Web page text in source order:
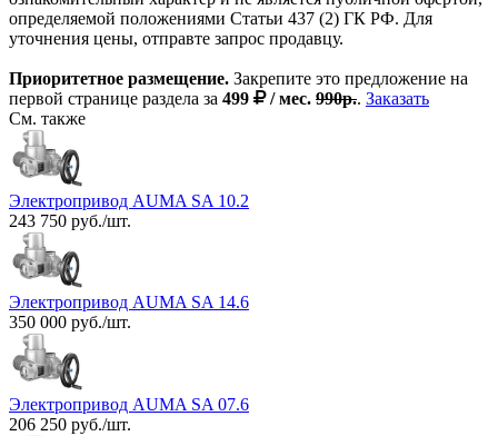
определяемой положениями Статьи 437 (2) ГК РФ. Для
уточнения цены, отправте запрос продавцу.
Приоритетное размещение. Закрепите это предложение на
первой странице раздела за 499 / мес. 990р.. Заказать
См. также
Электропривод AUMA SA 10.2
243 750 руб./шт.
Электропривод AUMA SA 14.6
350 000 руб./шт.
Электропривод AUMA SA 07.6
206 250 руб./шт.